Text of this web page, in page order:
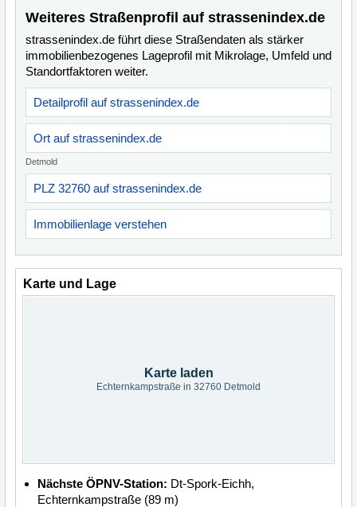
Weiteres Straßenprofil auf strassenindex.de
strassenindex.de führt diese Straßendaten als stärker
immobilienbezogenes Lageprofil mit Mikrolage, Umfeld und
Standortfaktoren weiter.
Detailprofil auf strassenindex.de
Ort auf strassenindex.de
Detmold
PLZ 32760 auf strassenindex.de
Immobilienlage verstehen
Karte und Lage
Karte laden
Echternkampstraße in 32760 Detmold
Nächste ÖPNV-Station: Dt-Spork-Eichh,
Echternkampstraße (89 m)